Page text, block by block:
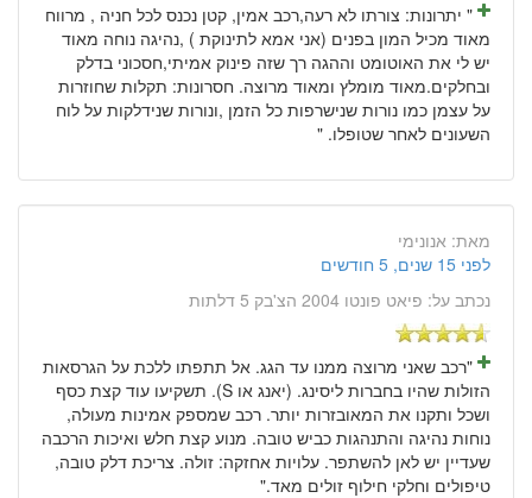
" יתרונות: צורתו לא רעה,רכב אמין, קטן נכנס לכל חניה , מרווח
מאוד מכיל המון בפנים (אני אמא לתינוקת ) ,נהיגה נוחה מאוד
יש לי את האוטומט וההגה רך שזה פינוק אמיתי,חסכוני בדלק
ובחלקים.מאוד מומלץ ומאוד מרוצה. חסרונות: תקלות שחוזרות
על עצמן כמו נורות שנישרפות כל הזמן ,ונורות שנידלקות על לוח
השעונים לאחר שטופלו. "
מאת: אנונימי
לפני 15 שנים, 5 חודשים
נכתב על: פיאט פונטו 2004 הצ'בק 5 דלתות
"רכב שאני מרוצה ממנו עד הגג. אל תתפתו ללכת על הגרסאות
הזולות שהיו בחברות ליסינג. (יאנג או S). תשקיעו עוד קצת כסף
ושכל ותקנו את המאובזרות יותר. רכב שמספק אמינות מעולה,
נוחות נהיגה והתנהגות כביש טובה. מנוע קצת חלש ואיכות הרכבה
שעדיין יש לאן להשתפר. עלויות אחזקה: זולה. צריכת דלק טובה,
טיפולים וחלקי חילוף זולים מאד."